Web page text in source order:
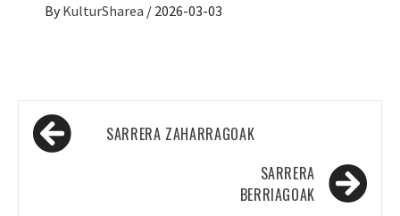
By KulturSharea / 2026-03-03
Sarreren
nabigazioaSARRERA ZAHARRAGOAK
SARRERA
BERRIAGOAK